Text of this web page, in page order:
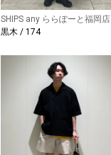
SHIPS any ららぽーと福岡店
黒木 / 174